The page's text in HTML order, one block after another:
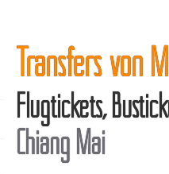
Transfers von
Flugtickets,
Chiang Mai